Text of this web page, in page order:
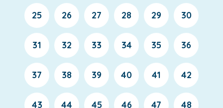
25 26 27 28 29 30
31 32 33 34 35 36
37 38 39 40 41 42
43 44 45 46 47 48